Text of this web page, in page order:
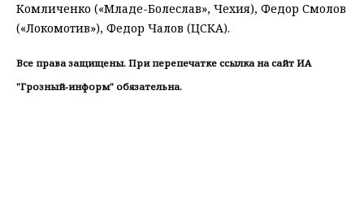
Комличенко («Младе-Болеслав», Чехия), Федор Смолов
(«Локомотив»), Федор Чалов (ЦСКА).
Все права защищены. При перепечатке ссылка на сайт ИА
"Грозный-информ" обязательна.